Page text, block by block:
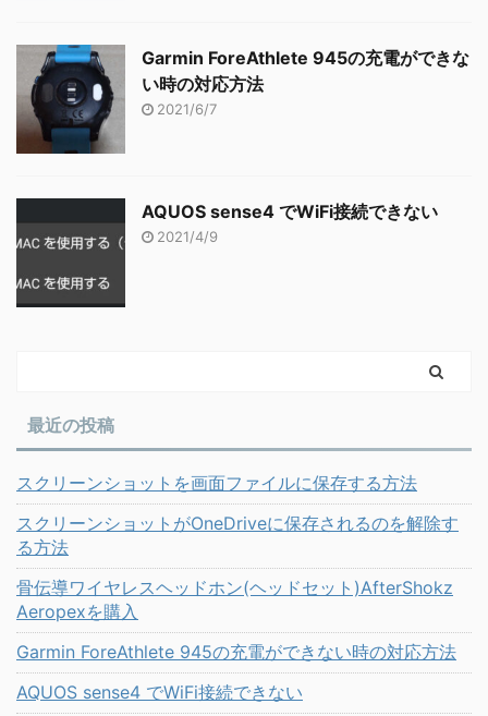
Garmin ForeAthlete 945の充電ができな
い時の対応方法
2021/6/7
AQUOS sense4 でWiFi接続できない
2021/4/9
最近の投稿
スクリーンショットを画面ファイルに保存する方法
スクリーンショットがOneDriveに保存されるのを解除す
る方法
骨伝導ワイヤレスヘッドホン(ヘッドセット)AfterShokz
Aeropexを購入
Garmin ForeAthlete 945の充電ができない時の対応方法
AQUOS sense4 でWiFi接続できない